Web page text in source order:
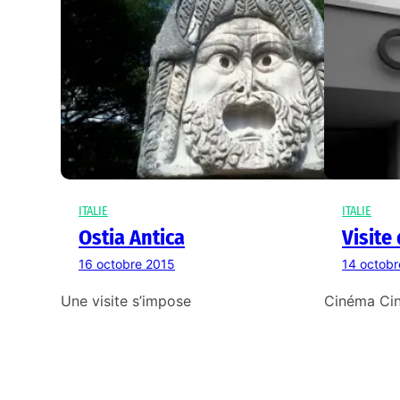
ITALIE
Ostia Antica
16 octobre 2015
Une visite s’impose
ITALIE
Visite
14
Cinéma